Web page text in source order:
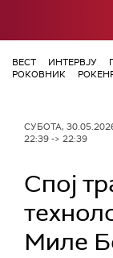
ВЕСТ ИНТЕРВЈУ
РОКОВНИК
СУБОТА,
22:39 -> 22:39
Спој
Миле